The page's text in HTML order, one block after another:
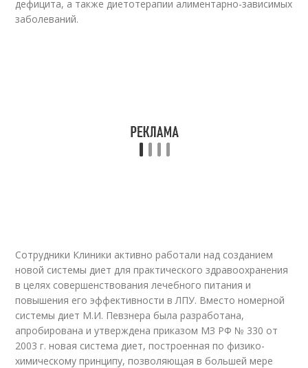
дефицита, а также диетотерапии алиментарно-зависимых
заболеваний.
Сотрудники Клиники активно работали над созданием
новой системы диет для практического здравоохранения
в целях совершенствования лечебного питания и
повышения его эффективности в ЛПУ. Вместо номерной
системы диет М.И. Певзнера была разработана,
апробирована и утверждена приказом МЗ РФ № 330 от
2003 г. новая система диет, построенная по физико-
химическому принципу, позволяющая в большей мере